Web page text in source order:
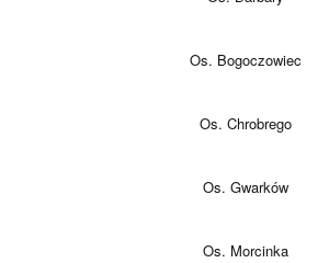
Os. Bogoczowiec
Os. Chrobrego
Os. Gwarków
Os. Morcinka